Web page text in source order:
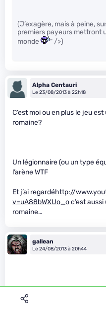
(J’exagère, mais à peine,
premiers payeurs mettront
monde
" />)
Alpha Centauri
Le 23/08/2013 à 22h18
C’est moi ou en plus le jeu
romaine?
Un légionnaire (ou un type
l’arène WTF
Et j’ai regardéhttp://
v=uA88bWXUo_oc’est
romaine…
gallean
Le 24/08/2013 à 20h44